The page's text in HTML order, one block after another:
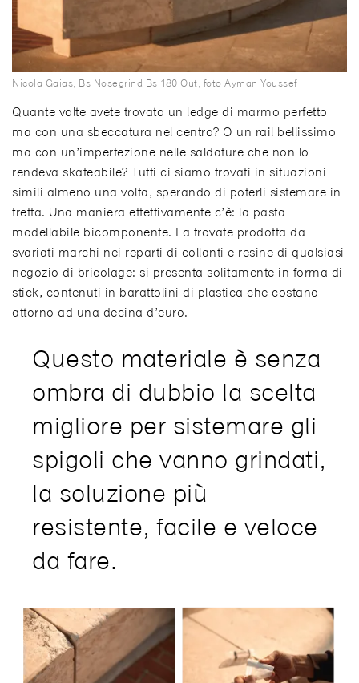
Nicola Gaias, Bs Nosegrind Bs 180 Out, foto Ayman Youssef
Quante volte avete trovato un ledge di marmo perfetto
ma con una sbeccatura nel centro? O un rail bellissimo
ma con un’imperfezione nelle saldature che non lo
rendeva skateabile? Tutti ci siamo trovati in situazioni
simili almeno una volta, sperando di poterli sistemare in
fretta. Una maniera effettivamente c’è: la pasta
modellabile bicomponente. La trovate prodotta da
svariati marchi nei reparti di collanti e resine di qualsiasi
negozio di bricolage: si presenta solitamente in forma di
stick, contenuti in barattolini di plastica che costano
attorno ad una decina d’euro.
Questo materiale è senza
ombra di dubbio la scelta
migliore per sistemare gli
spigoli che vanno grindati,
la soluzione più
resistente, facile e veloce
da fare.